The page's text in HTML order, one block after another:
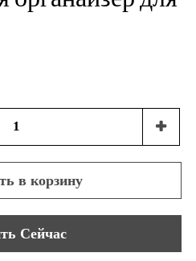
в корзину
Сейчас